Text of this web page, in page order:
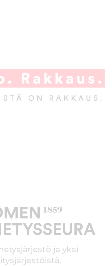
ja yksi